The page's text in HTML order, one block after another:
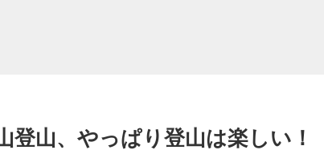
山、やっぱり登山は楽しい！